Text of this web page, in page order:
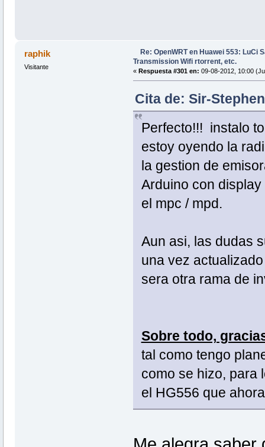
raphik
Visitante
Re: OpenWRT en Huawei 553: LuCi
Transmission Wifi rtorrent, etc.
« Respuesta #301 en: 09-08-2012, 10:00
Cita de: Sir-
Perfecto!!! instalo
estoy oyendo la
la gestion de
Arduino con
el mpc / mpd.
Aun asi, las dudas
una vez
sera otra rama de
Sobre todo,
tal como tengo
como se hizo, para
el HG556 que